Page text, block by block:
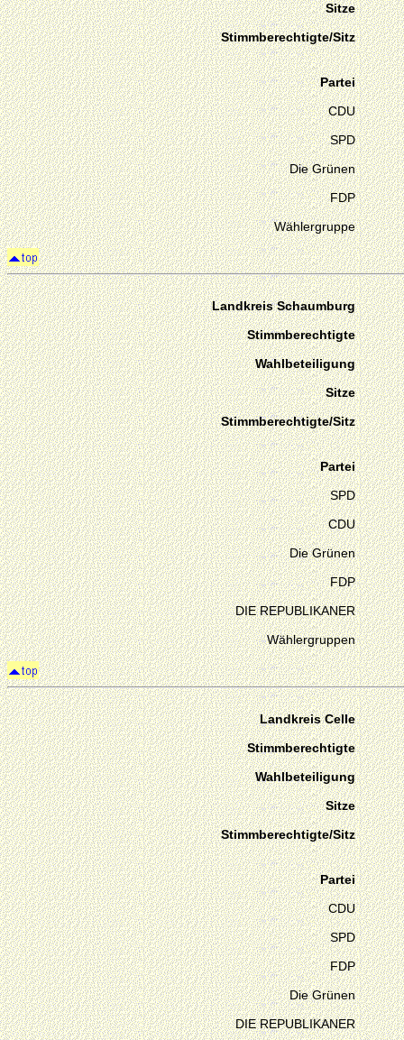
Sitze
Stimmberechtigte/Sitz
Partei
CDU
SPD
Die Grünen
FDP
Wählergruppe
Landkreis Schaumburg
Stimmberechtigte
Wahlbeteiligung
Sitze
Stimmberechtigte/Sitz
Partei
SPD
CDU
Die Grünen
FDP
DIE REPUBLIKANER
Wählergruppen
Landkreis Celle
Stimmberechtigte
Wahlbeteiligung
Sitze
Stimmberechtigte/Sitz
Partei
CDU
SPD
FDP
Die Grünen
DIE REPUBLIKANER